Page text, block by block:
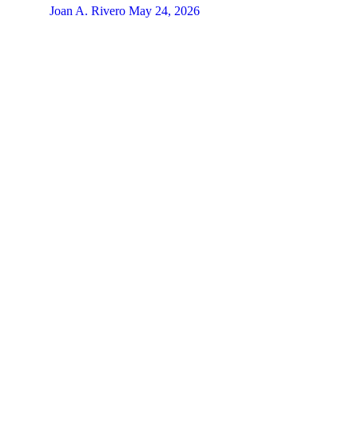
Joan A. Rivero May 24, 2026